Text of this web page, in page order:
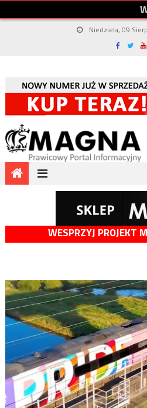
Niedziela, 09
WESPRZYJ PROJEKT